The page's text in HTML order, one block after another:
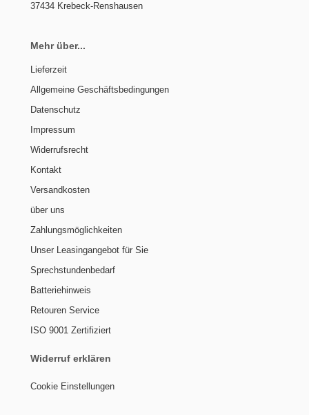
37434 Krebeck-Renshausen
Mehr über...
Lieferzeit
Allgemeine Geschäftsbedingungen
Datenschutz
Impressum
Widerrufsrecht
Kontakt
Versandkosten
über uns
Zahlungsmöglichkeiten
Unser Leasingangebot für Sie
Sprechstundenbedarf
Batteriehinweis
Retouren Service
ISO 9001 Zertifiziert
Widerruf erklären
Cookie Einstellungen